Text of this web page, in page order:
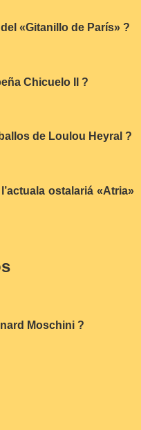
«Gitanillo de París» ?
Chicuelo II ?
de Loulou Heyral ?
ostalariá «Atria»
Moschini ?